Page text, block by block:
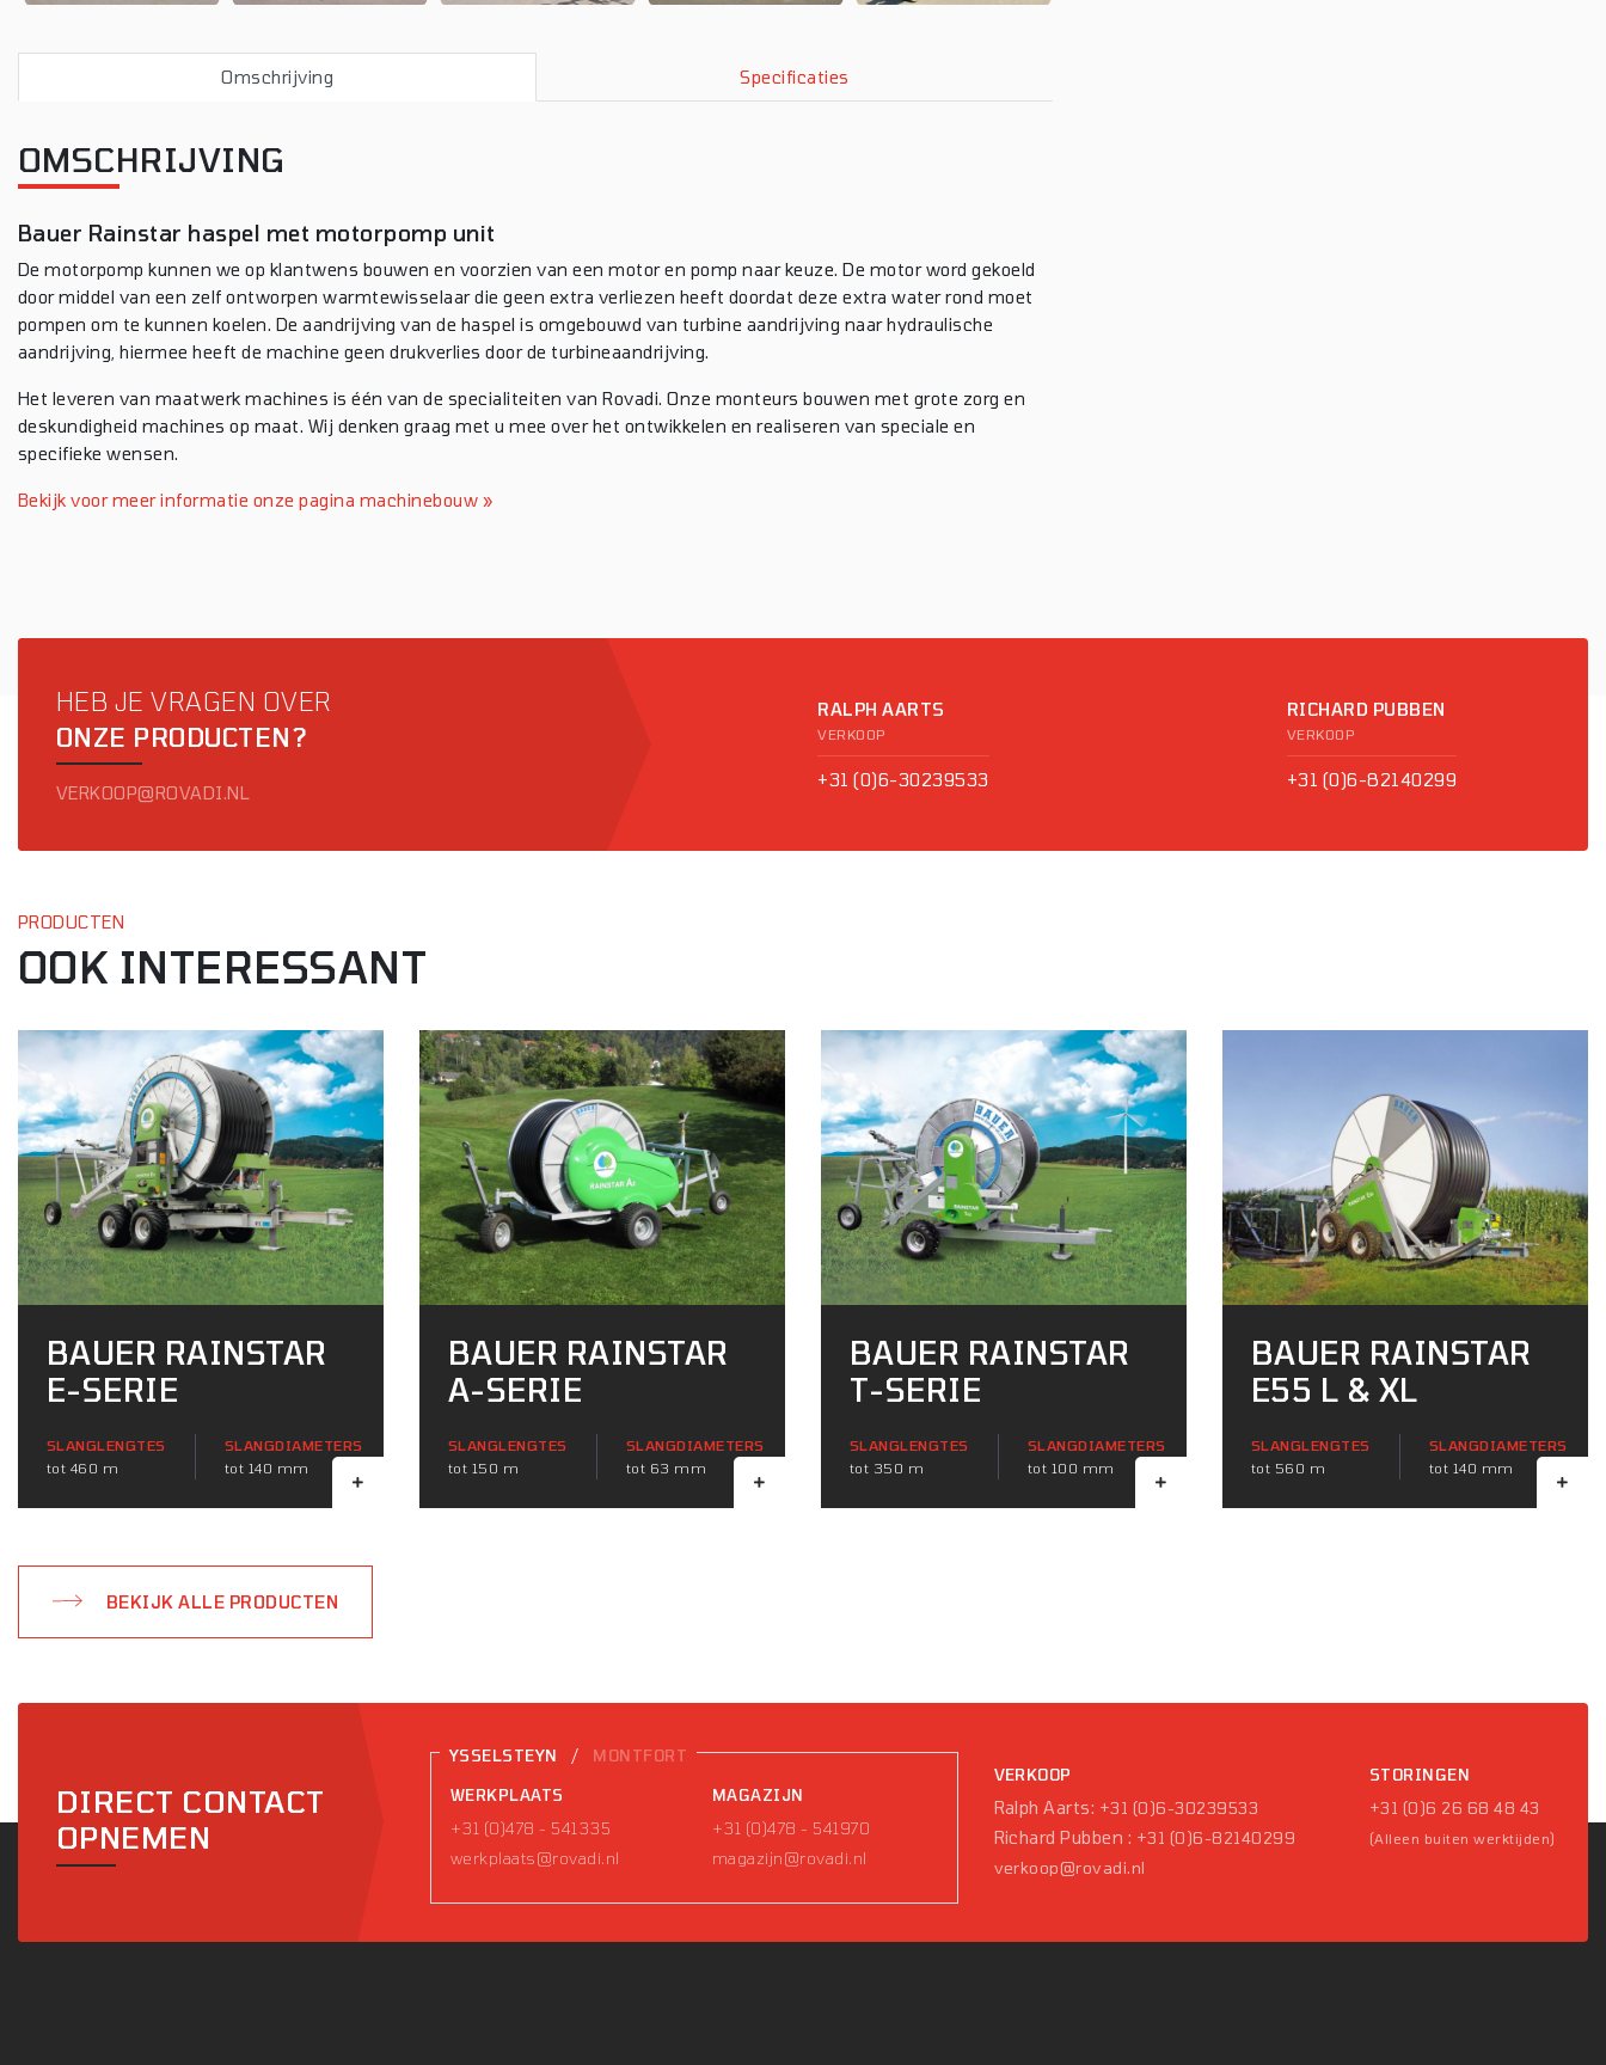
Omschrijving Specificaties
OMSCHRIJVING
Bauer Rainstar haspel met motorpomp unit
De motorpomp kunnen we op klantwens bouwen en voorzien van een motor en pomp naar keuze. De motor word gekoeld
door middel van een zelf ontworpen warmtewisselaar die geen extra verliezen heeft doordat deze extra water rond moet
pompen om te kunnen koelen. De aandrijving van de haspel is omgebouwd van turbine aandrijving naar hydraulische
aandrijving, hiermee heeft de machine geen drukverlies door de turbineaandrijving.
Het leveren van maatwerk machines is één van de specialiteiten van Rovadi. Onze monteurs bouwen met grote zorg en
deskundigheid machines op maat. Wij denken graag met u mee over het ontwikkelen en realiseren van speciale en
specifieke wensen.
Bekijk voor meer informatie onze pagina machinebouw »
HEB JE VRAGEN OVER
ONZE PRODUCTEN?
VERKOOP@ROVADI.NL
RALPH AARTS
VERKOOP
+31 (0)6-30239533
RICHARD PUBBEN
VERKOOP
+31 (0)6-82140299
PRODUCTEN
OOK INTERESSANT
BAUER RAINSTAR
E-SERIE
SLANGLENGTES
tot 460 m
SLANGDIAMETERS
tot 140 mm
BAUER RAINSTAR
A-SERIE
SLANGLENGTES
tot 150 m
SLANGDIAMETERS
tot 63 mm
BAUER RAINSTAR
T-SERIE
SLANGLENGTES
tot 350 m
SLANGDIAMETERS
tot 100 mm
BAUER RAINSTAR
E55 L & XL
SLANGLENGTES
tot 560 m
SLANGDIAMETERS
tot 140 mm
BEKIJK ALLE PRODUCTEN
DIRECT CONTACT
OPNEMEN
YSSELSTEYN / MONTFORT
WERKPLAATS
+31 (0)478 - 541335
werkplaats@rovadi.nl
MAGAZIJN
+31 (0)478 - 541970
magazijn@rovadi.nl
VERKOOP
Ralph Aarts: +31 (0)6-30239533
Richard Pubben : +31 (0)6-82140299
verkoop@rovadi.nl
STORINGEN
+31 (0)6 26 68 48 43
(Alleen buiten werktijden)